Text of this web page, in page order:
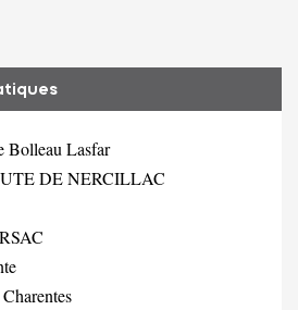
Bolleau Lasfar
DE NERCILLAC